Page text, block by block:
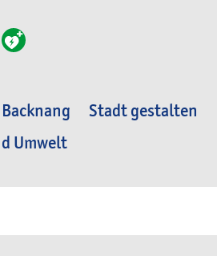
Stadt gestalten
Umwelt